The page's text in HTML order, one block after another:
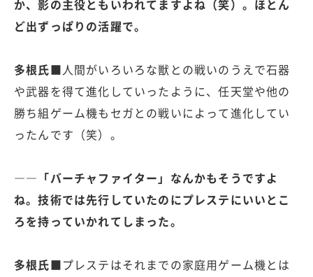
か、影の主役ともいわれてますよね（笑）。ほとん
ど出ずっぱりの活躍で。
多根氏■人間がいろいろな獣との戦いのうえで石器
や武器を得て進化していったように、任天堂や他の
勝ち組ゲーム機もセガとの戦いによって進化してい
ったんです（笑）。
――「バーチャファイター」なんかもそうですよ
ね。技術では先行していたのにプレステにいいとこ
ろを持っていかれてしまった。
多根氏■プレステはそれまでの家庭用ゲーム機とは